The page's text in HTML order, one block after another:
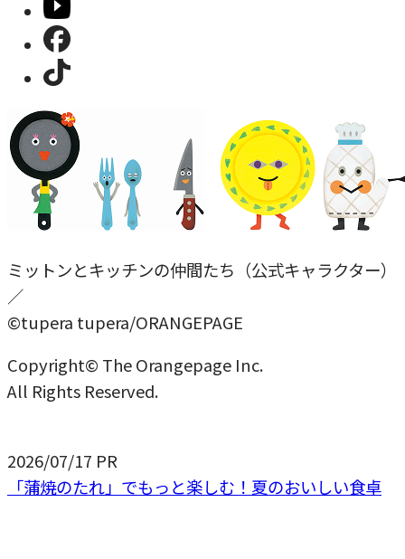
ミットンとキッチンの仲間たち（公式キャラクター）
／
©tupera tupera/ORANGEPAGE
Copyright© The Orangepage Inc.
All Rights Reserved.
2026/07/17 PR
「蒲焼のたれ」でもっと楽しむ！夏のおいしい食卓